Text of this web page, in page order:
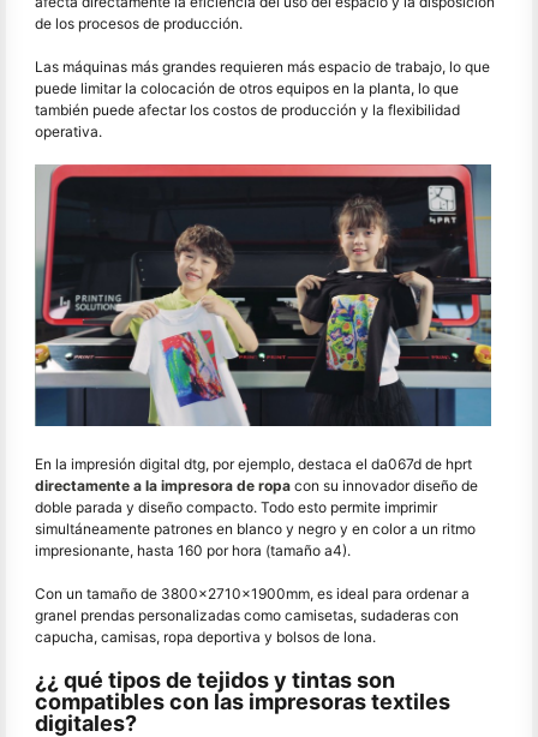
de los procesos de producción.
Las máquinas más grandes requieren más espacio de trabajo, lo que
puede limitar la colocación de otros equipos en la planta, lo que
también puede afectar los costos de producción y la flexibilidad
operativa.
En la impresión digital dtg, por ejemplo, destaca el da067d de hprt
directamente a la impresora de ropa con su innovador diseño de
doble parada y diseño compacto. Todo esto permite imprimir
simultáneamente patrones en blanco y negro y en color a un ritmo
impresionante, hasta 160 por hora (tamaño a4).
Con un tamaño de 3800x2710x1900mm, es ideal para ordenar a
granel prendas personalizadas como camisetas, sudaderas con
capucha, camisas, ropa deportiva y bolsos de lona.
¿¿ qué tipos de tejidos y tintas son
compatibles con las impresoras textiles
digitales?